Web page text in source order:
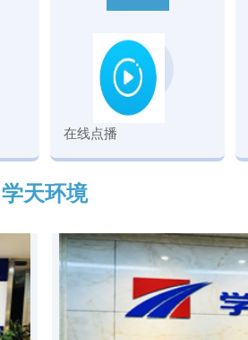
在线点播
学天环境